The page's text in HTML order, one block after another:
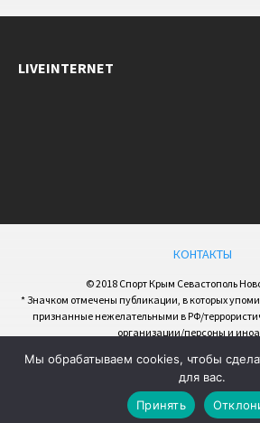
LIVEINTERNET
КОНТАКТЫ
© 2018 Спорт Крым Севастополь
* Значком отмечены публикации, в которых
признанные нежелательными в РФ/
организации/персоны и
Мы обрабатываем cookies, чтобы
для вас.
Принять